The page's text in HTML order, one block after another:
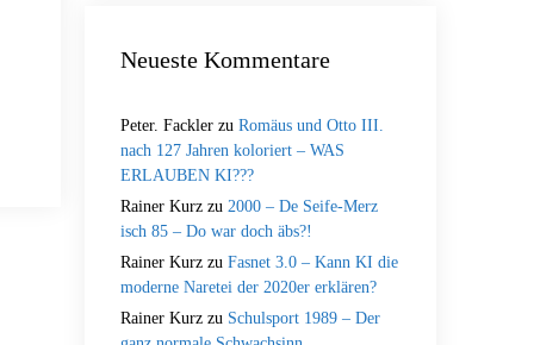
Neueste Kommentare
Peter. Fackler zu Romäus und Otto III.
nach 127 Jahren koloriert – WAS
ERLAUBEN KI???
Rainer Kurz zu 2000 – De Seife-Merz
isch 85 – Do war doch äbs?!
Rainer Kurz zu Fasnet 3.0 – Kann KI die
moderne Naretei der 2020er erklären?
Rainer Kurz zu Schulsport 1989 – Der